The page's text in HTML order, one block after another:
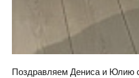
Поздравляем Дениса и Юлию